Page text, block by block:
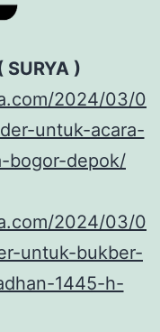
)
2024/03/0
untuk-acara-
bogor-depok/
2024/03/0
untuk-bukber-
1445-h-